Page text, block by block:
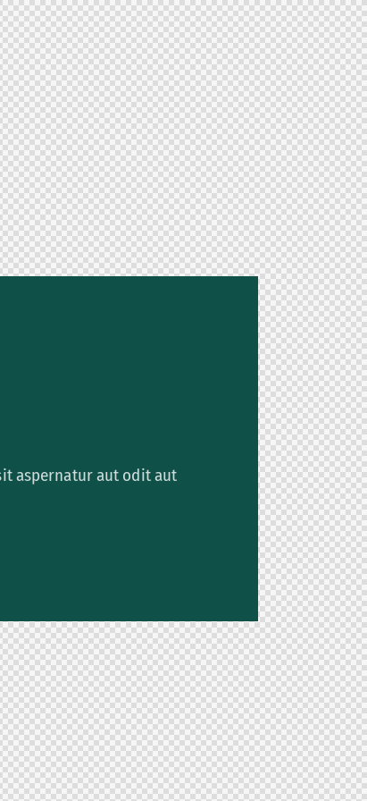
aspernatur aut odit aut